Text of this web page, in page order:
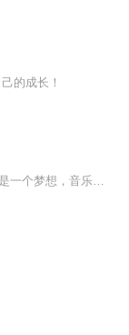
的成长！